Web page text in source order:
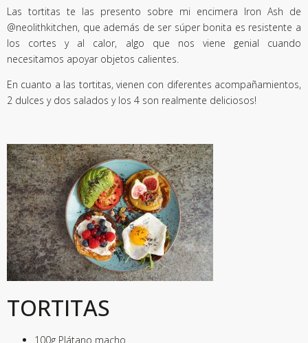
Las tortitas te las presento sobre mi encimera Iron Ash de
@neolithkitchen, que además de ser súper bonita es resistente a
los cortes y al calor, algo que nos viene genial cuando
necesitamos apoyar objetos calientes.
En cuanto a las tortitas, vienen con diferentes acompañamientos,
2 dulces y dos salados y los 4 son realmente deliciosos!
TORTITAS
100g Plátano macho